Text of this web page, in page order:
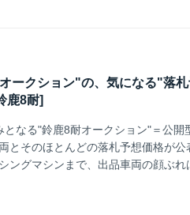
ークション"の、気になる"落
鹿8耐]
なる"鈴鹿8耐オークション"＝公開
とそのほとんどの落札予想価格が
ングマシンまで、出品車両の顔ぶ
ットすることにチャレンジしてく